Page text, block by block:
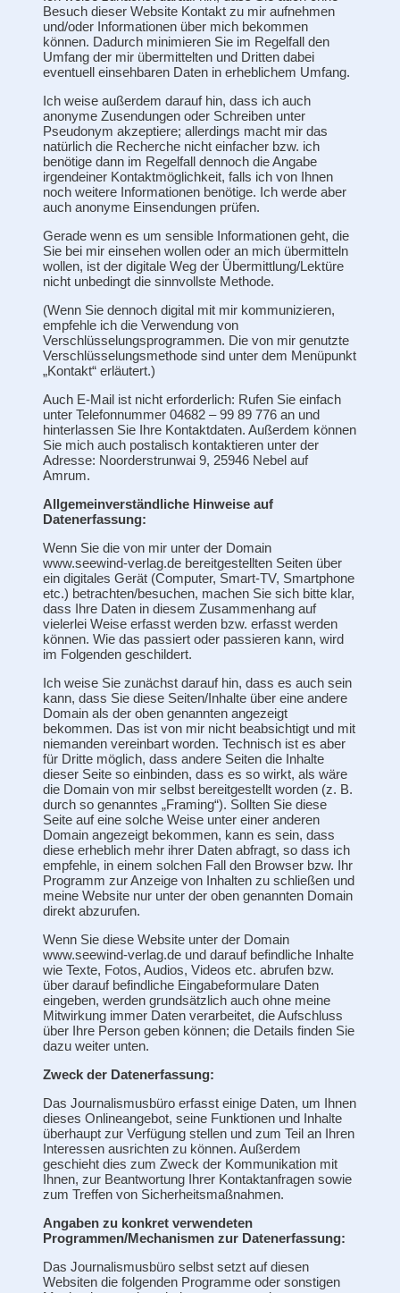
Besuch dieser Website Kontakt zu mir aufnehmen
und/oder Informationen über mich bekommen
können. Dadurch minimieren Sie im Regelfall den
Umfang der mir übermittelten und Dritten dabei
eventuell einsehbaren Daten in erheblichem Umfang.
Ich weise außerdem darauf hin, dass ich auch
anonyme Zusendungen oder Schreiben unter
Pseudonym akzeptiere; allerdings macht mir das
natürlich die Recherche nicht einfacher bzw. ich
benötige dann im Regelfall dennoch die Angabe
irgendeiner Kontaktmöglichkeit, falls ich von Ihnen
noch weitere Informationen benötige. Ich werde aber
auch anonyme Einsendungen prüfen.
Gerade wenn es um sensible Informationen geht, die
Sie bei mir einsehen wollen oder an mich übermitteln
wollen, ist der digitale Weg der Übermittlung/Lektüre
nicht unbedingt die sinnvollste Methode.
(Wenn Sie dennoch digital mit mir kommunizieren,
empfehle ich die Verwendung von
Verschlüsselungsprogrammen. Die von mir genutzte
Verschlüsselungsmethode sind unter dem Menüpunkt
„Kontakt“ erläutert.)
Auch E-Mail ist nicht erforderlich: Rufen Sie einfach
unter Telefonnummer 04682 – 99 89 776 an und
hinterlassen Sie Ihre Kontaktdaten. Außerdem können
Sie mich auch postalisch kontaktieren unter der
Adresse: Noorderstrunwai 9, 25946 Nebel auf
Amrum.
Allgemeinverständliche Hinweise auf
Datenerfassung:
Wenn Sie die von mir unter der Domain
www.seewind-verlag.de bereitgestellten Seiten über
ein digitales Gerät (Computer, Smart-TV, Smartphone
etc.) betrachten/besuchen, machen Sie sich bitte klar,
dass Ihre Daten in diesem Zusammenhang auf
vielerlei Weise erfasst werden bzw. erfasst werden
können. Wie das passiert oder passieren kann, wird
im Folgenden geschildert.
Ich weise Sie zunächst darauf hin, dass es auch sein
kann, dass Sie diese Seiten/Inhalte über eine andere
Domain als der oben genannten angezeigt
bekommen. Das ist von mir nicht beabsichtigt und mit
niemanden vereinbart worden. Technisch ist es aber
für Dritte möglich, dass andere Seiten die Inhalte
dieser Seite so einbinden, dass es so wirkt, als wäre
die Domain von mir selbst bereitgestellt worden (z. B.
durch so genanntes „Framing“). Sollten Sie diese
Seite auf eine solche Weise unter einer anderen
Domain angezeigt bekommen, kann es sein, dass
diese erheblich mehr ihrer Daten abfragt, so dass ich
empfehle, in einem solchen Fall den Browser bzw. Ihr
Programm zur Anzeige von Inhalten zu schließen und
meine Website nur unter der oben genannten Domain
direkt abzurufen.
Wenn Sie diese Website unter der Domain
www.seewind-verlag.de und darauf befindliche Inhalte
wie Texte, Fotos, Audios, Videos etc. abrufen bzw.
über darauf befindliche Eingabeformulare Daten
eingeben, werden grundsätzlich auch ohne meine
Mitwirkung immer Daten verarbeitet, die Aufschluss
über Ihre Person geben können; die Details finden Sie
dazu weiter unten.
Zweck der Datenerfassung:
Das Journalismusbüro erfasst einige Daten, um Ihnen
dieses Onlineangebot, seine Funktionen und Inhalte
überhaupt zur Verfügung stellen und zum Teil an Ihren
Interessen ausrichten zu können. Außerdem
geschieht dies zum Zweck der Kommunikation mit
Ihnen, zur Beantwortung Ihrer Kontaktanfragen sowie
zum Treffen von Sicherheitsmaßnahmen.
Angaben zu konkret verwendeten
Programmen/Mechanismen zur Datenerfassung:
Das Journalismusbüro selbst setzt auf diesen
Websiten die folgenden Programme oder sonstigen